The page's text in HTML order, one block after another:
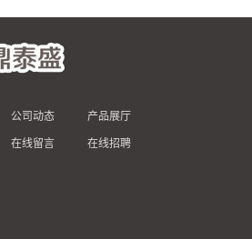
公司动态 产品展厅
在线留言 在线招聘